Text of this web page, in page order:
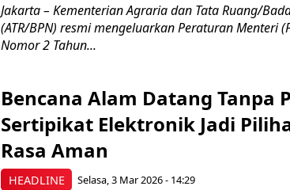
Jakarta – Kementerian Agraria dan Tata Ruang/
(ATR/BPN) resmi mengeluarkan Peraturan Menteri
Nomor 2 Tahun...
HEADLINE
Bencana Alam Datang Tanpa
Sertipikat Elektronik Jadi
Rasa Aman
Selasa, 3 Mar 2026 - 14:29